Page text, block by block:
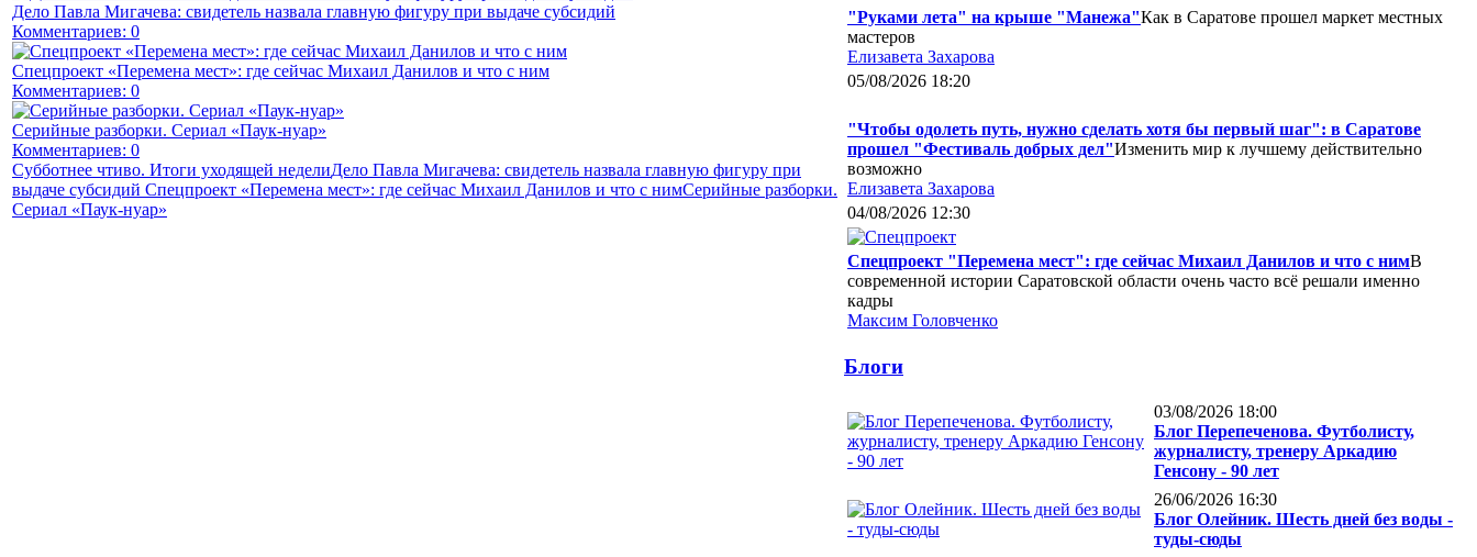
Дело Павла Мигачева: свидетель назвала главную фигуру при выдаче субсидий
Комментариев: 0
Спецпроект «Перемена мест»: где сейчас Михаил Данилов и что с ним
Комментариев: 0
Серийные разборки. Сериал «Паук-нуар»
Комментариев: 0
Субботнее чтиво. Итоги уходящей неделиДело Павла Мигачева: свидетель назвала главную фигуру при
выдаче субсидий Спецпроект «Перемена мест»: где сейчас Михаил Данилов и что с нимСерийные разборки.
Сериал «Паук-нуар»
"Руками лета" на крыше "Манежа"Как в Саратове прошел маркет местных
мастеров
Елизавета Захарова
05/08/2026 18:20
"Чтобы одолеть путь, нужно сделать хотя бы первый шаг": в Саратове
прошел "Фестиваль добрых дел"Изменить мир к лучшему действительно
возможно
Елизавета Захарова
04/08/2026 12:30
Спецпроект "Перемена мест": где сейчас Михаил Данилов и что с нимВ
современной истории Саратовской области очень часто всё решали именно
кадры
Максим Головченко
Блоги
03/08/2026 18:00
Блог Перепеченова. Футболисту,
журналисту, тренеру Аркадию
Генсону - 90 лет
26/06/2026 16:30
Блог Олейник. Шесть дней без воды -
туды-сюды